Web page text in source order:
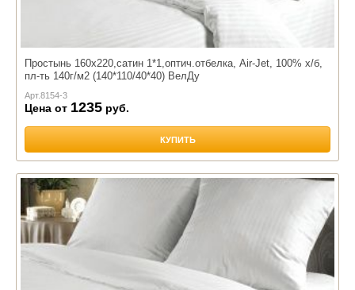
Простынь 160х220,сатин 1*1,оптич.отбелка, Air-Jet, 100% х/б,
пл-ть 140г/м2 (140*110/40*40) ВелДу
Арт.8154-3
Цена от 1235 руб.
КУПИТЬ